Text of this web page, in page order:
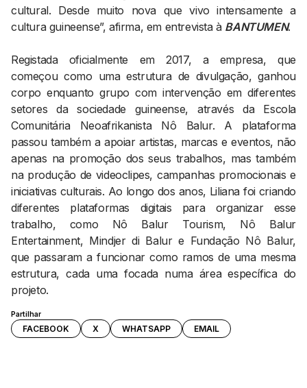
Partilhar
FACEBOOK X WHATSAPP EMAIL
cultural. Desde muito nova que vivo intensamente a
cultura guineense”, afirma, em entrevista à BANTUMEN.
Registada oficialmente em 2017, a empresa, que
começou como uma estrutura de divulgação, ganhou
corpo enquanto grupo com intervenção em diferentes
setores da sociedade guineense, através da Escola
Comunitária Neoafrikanista Nô Balur. A plataforma
passou também a apoiar artistas, marcas e eventos, não
apenas na promoção dos seus trabalhos, mas também
na produção de videoclipes, campanhas promocionais e
iniciativas culturais. Ao longo dos anos, Liliana foi criando
diferentes plataformas digitais para organizar esse
trabalho, como Nô Balur Tourism, Nô Balur
Entertainment, Mindjer di Balur e Fundação Nô Balur,
que passaram a funcionar como ramos de uma mesma
estrutura, cada uma focada numa área específica do
projeto.